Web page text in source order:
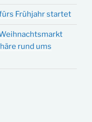
Frühjahr startet
rund ums